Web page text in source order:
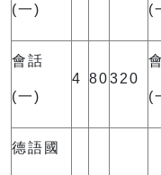
(一) (
會話
(一)
4 80320
(
德語國